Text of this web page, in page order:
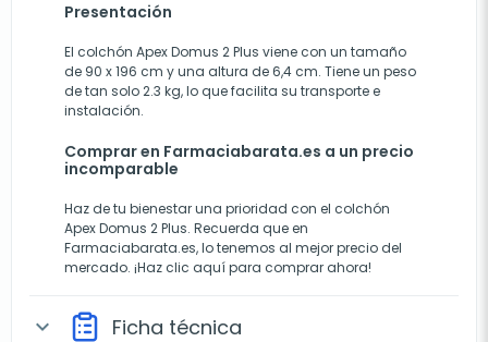
Presentación
El colchón Apex Domus 2 Plus viene con un tamaño
de 90 x 196 cm y una altura de 6,4 cm. Tiene un peso
de tan solo 2.3 kg, lo que facilita su transporte e
instalación.
Comprar en Farmaciabarata.es a un precio
incomparable
Haz de tu bienestar una prioridad con el colchón
Apex Domus 2 Plus. Recuerda que en
Farmaciabarata.es, lo tenemos al mejor precio del
mercado. ¡Haz clic aquí para comprar ahora!
expand_more Ficha técnica